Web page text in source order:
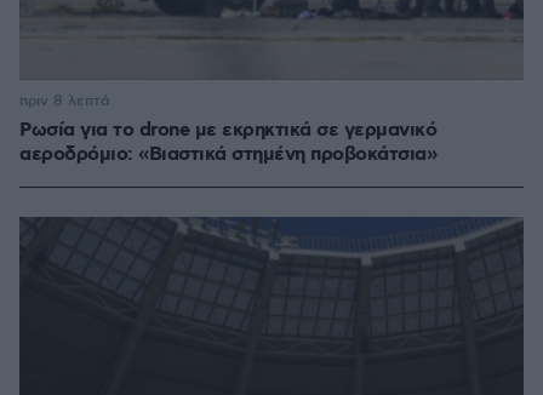
Ρωσία για το drone με εκρηκτικά σε γερμανικό
αεροδρόμιο: «Βιαστικά στημένη προβοκάτσια»
πριν 8 λεπτά